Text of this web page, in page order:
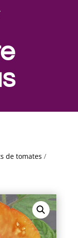
de tomates /